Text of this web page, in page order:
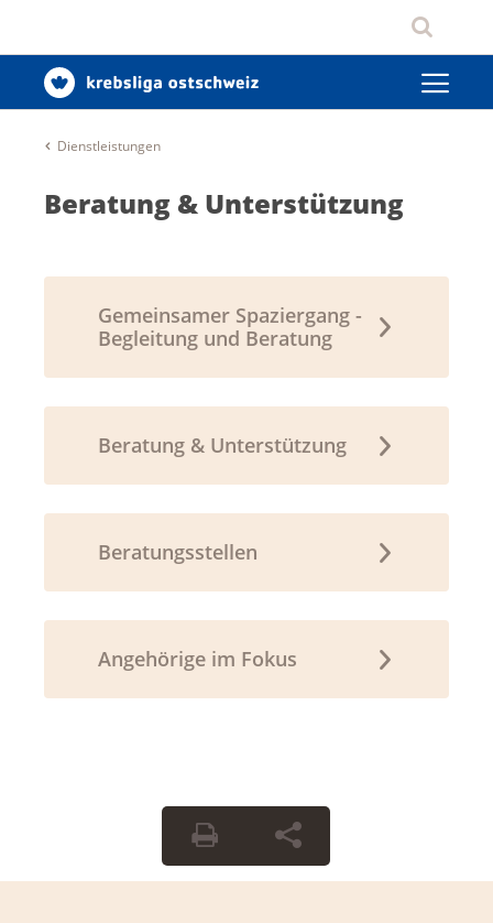
Dienstleistungen
Beratung & Unterstützung
Gemeinsamer Spaziergang -
Begleitung und Beratung
Beratung & Unterstützung
Beratungsstellen
Angehörige im Fokus